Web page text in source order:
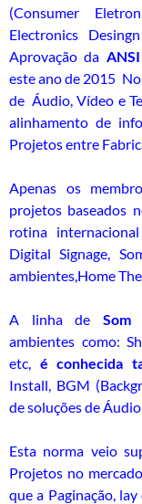
(Consumer
Electronics
Aprovação da ANSI
este ano de 2015
de Áudio, Vídeo e
alinhamento de
Projetos entre
Apenas os
projetos baseados
rotina
Digital Signage,
ambientes,Home
A linha de Som
ambientes como:
etc, é conhecida
Install, BGM
de soluções de
Esta norma veio
Projetos no
que a Paginação,